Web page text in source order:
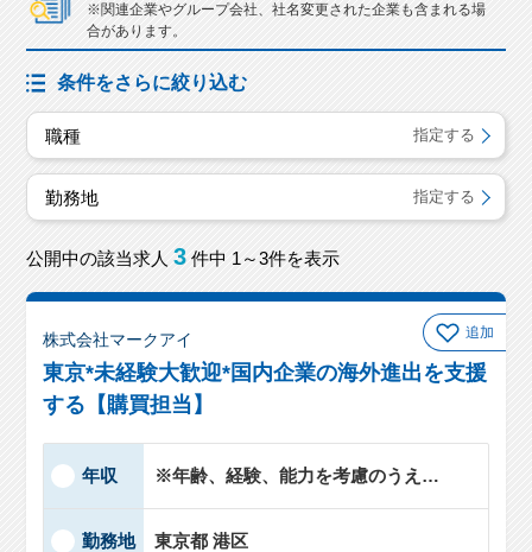
※関連企業やグループ会社、社名変更された企業も含まれる場
合があります。
条件をさらに絞り込む
職種 指定する
勤務地 指定する
公開中の該当求人 3 件中 1～3件を表示
追加
株式会社マークアイ
東京*未経験大歓迎*国内企業の海外進出を支援
する【購買担当】
年収 ※年齢、経験、能力を考慮のうえ、…
勤務地 東京都 港区